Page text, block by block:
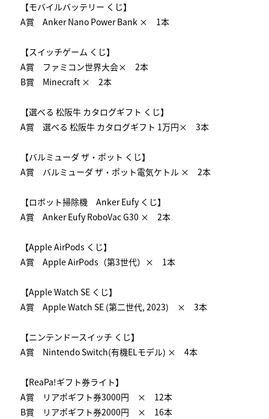
【モバイルバッテリー くじ】
A賞 Anker Nano Power Bank × 1本
【スイッチゲーム くじ】
A賞 ファミコン世界大会× 2本
B賞 Minecraft × 2本
【選べる 松阪牛 カタログギフト くじ】
A賞 選べる 松阪牛 カタログギフト 1万円× 3本
【バルミューダ ザ・ポット くじ】
A賞 バルミューダ ザ・ポット電気ケトル × 2本
【ロボット掃除機 Anker Eufy くじ】
A賞 Anker Eufy RoboVac G30 × 2本
【Apple AirPods くじ】
A賞 Apple AirPods（第3世代）× 1本
【Apple Watch SE くじ】
A賞 Apple Watch SE (第二世代, 2023) × 3本
【ニンテンドースイッチ くじ】
A賞 Nintendo Switch(有機ELモデル) × 4本
【ReaPa!ギフト券ライト】
A賞 リアポギフト券3000円 × 12本
B賞 リアポギフト券2000円 × 16本